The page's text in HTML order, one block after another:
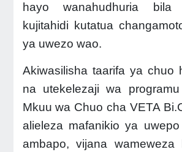
hayo wanahudhuria
kujitahidi kutatua
ya uwezo wao.
Akiwasilisha taarifa ya chuo
na utekelezaji wa
Mkuu wa Chuo cha VETA
alieleza mafanikio ya
ambapo, vijana wameweza